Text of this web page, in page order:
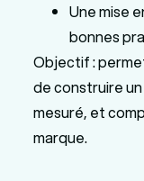
Une mise
bonnes
Objectif :
de construire
mesuré, et
marque.